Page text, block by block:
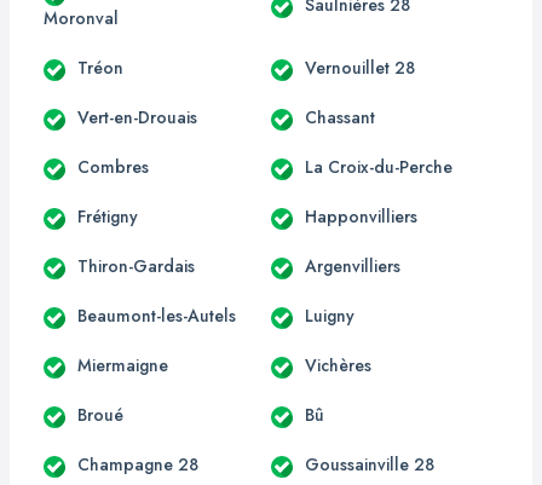
Moronval
Saulnières 28
Tréon Vernouillet 28
Vert-en-Drouais Chassant
Combres La Croix-du-Perche
Frétigny Happonvilliers
Thiron-Gardais Argenvilliers
Beaumont-les-Autels Luigny
Miermaigne Vichères
Broué Bû
Champagne 28 Goussainville 28